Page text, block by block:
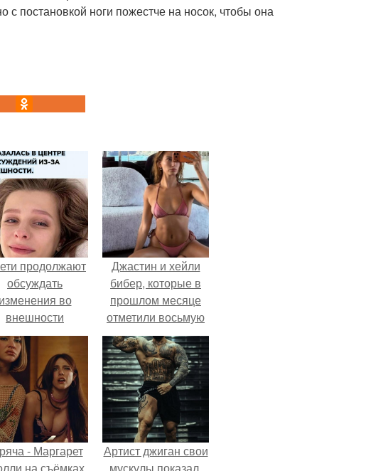
постановкой ноги пожестче на носок, чтобы она
продолжают
обсуждать
изменения во
внешности
актрисы.
Джастин и хейли
бибер, которые в
прошлом месяце
отметили восьмую
годовщину
помолвки, показали
новые фото с
совместного
отдыха.
- Маргарет
Артист джиган свои